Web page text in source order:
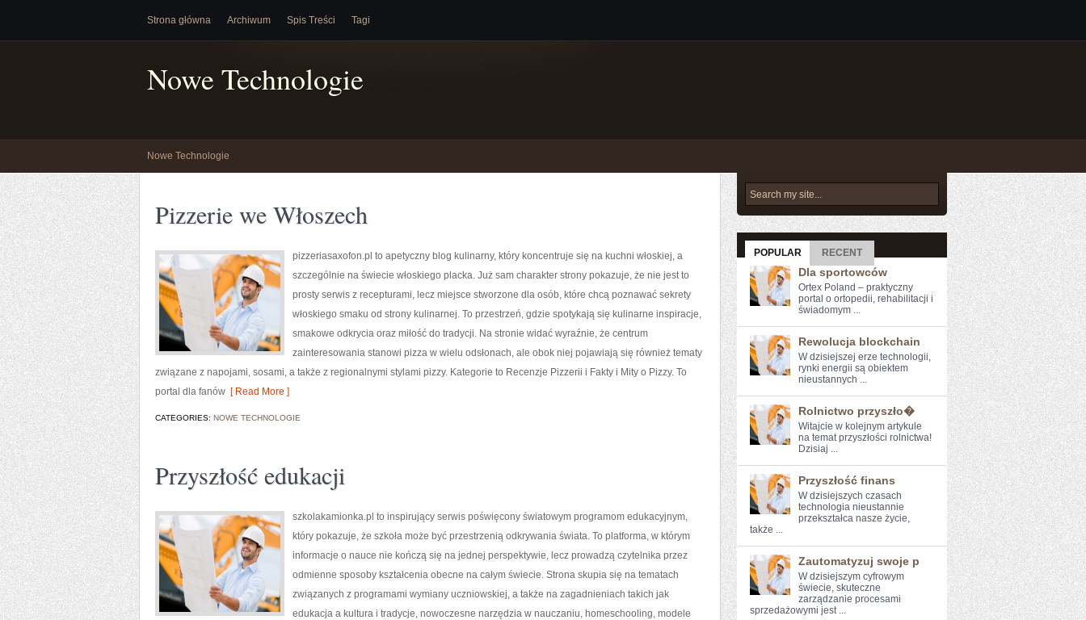
Strona główna Archiwum Spis Treści Tagi
Nowe Technologie
Nowe Technologie
Pizzerie we Włoszech
pizzeriasaxofon.pl to apetyczny blog kulinarny, który koncentruje się na kuchni włoskiej, a
szczególnie na świecie włoskiego placka. Już sam charakter strony pokazuje, że nie jest to
prosty serwis z recepturami, lecz miejsce stworzone dla osób, które chcą poznawać sekrety
włoskiego smaku od strony kulinarnej. To przestrzeń, gdzie spotykają się kulinarne inspiracje,
smakowe odkrycia oraz miłość do tradycji. Na stronie widać wyraźnie, że centrum
zainteresowania stanowi pizza w wielu odsłonach, ale obok niej pojawiają się również tematy
związane z napojami, sosami, a także z regionalnymi stylami pizzy. Kategorie to Recenzje Pizzerii i Fakty i Mity o Pizzy. To
portal dla fanów [ Read More ]
CATEGORIES: NOWE TECHNOLOGIE
Przyszłość edukacji
szkolakamionka.pl to inspirujący serwis poświęcony światowym programom edukacyjnym,
który pokazuje, że szkoła może być przestrzenią odkrywania świata. To platforma, w którym
informacje o nauce nie kończą się na jednej perspektywie, lecz prowadzą czytelnika przez
odmienne sposoby kształcenia obecne na całym świecie. Strona skupia się na tematach
związanych z programami wymiany uczniowskiej, a także na zagadnieniach takich jak
edukacja a kultura i tradycje, nowoczesne narzędzia w nauczaniu, homeschooling, modele
POPULAR RECENT
Dla sportowców
Ortex Poland – praktyczny
portal o ortopedii, rehabilitacji i
świadomym ...
Rewolucja blockchain
W dzisiejszej erze technologii,
rynki energii są obiektem
nieustannych⁣ ...
Rolnictwo przyszło�
Witajcie ⁣w ​kolejnym artykule
na temat przyszłości ⁢rolnictwa!
Dzisiaj ...
Przyszłość finans
W‍ dzisiejszych czasach
technologia nieustannie
przekształca nasze życie,
‌także ...
Zautomatyzuj swoje p
W dzisiejszym cyfrowym
świecie, skuteczne
zarządzanie procesami
sprzedażowymi jest ...